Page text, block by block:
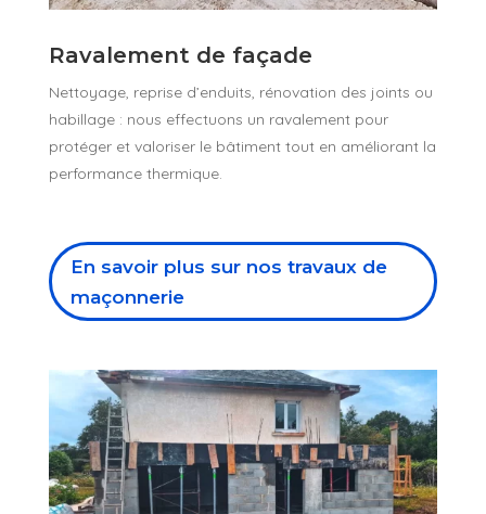
Ravalement de façade
Nettoyage, reprise d’enduits, rénovation des joints ou
habillage : nous effectuons un ravalement pour
protéger et valoriser le bâtiment tout en améliorant la
performance thermique.
En savoir plus sur nos travaux de
maçonnerie